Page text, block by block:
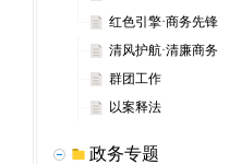
红色引擎·商务先锋
清风护航·清廉商务
群团工作
以案释法
政务专题